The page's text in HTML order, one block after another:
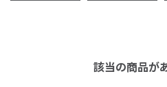
該当の商品が